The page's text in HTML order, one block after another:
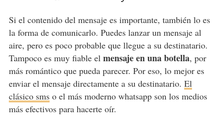
Si el contenido del mensaje es importante, también lo es
la forma de comunicarlo. Puedes lanzar un mensaje al
aire, pero es poco probable que llegue a su destinatario.
Tampoco es muy fiable el mensaje en una botella, por
más romántico que pueda parecer. Por eso, lo mejor es
enviar el mensaje directamente a su destinatario. El
clásico smso el más moderno whatsapp son los medios
más efectivos para hacerte oír.